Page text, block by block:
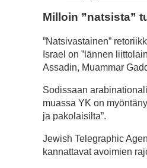
Milloin ”natsista”
”Natsivastainen”
Israel on ”lännen
Assadin, Muammar
Sodissaan
muassa YK on
ja pakolaisilta”.
Jewish Telegraphic
kannattavat avoimien